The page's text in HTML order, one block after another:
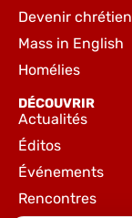
Devenir chrétien
Mass in English
Homélies
DÉCOUVRIR
Actualités
Éditos
Événements
Rencontres